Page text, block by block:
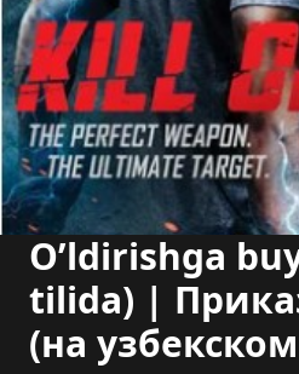
O’ldirishga
tilida) |
(на